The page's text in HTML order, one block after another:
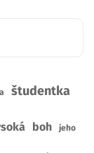
študentka
boh jeho